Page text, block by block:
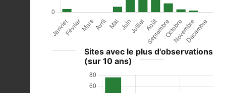
Sites avec le plus d'observations
(sur 10 ans)